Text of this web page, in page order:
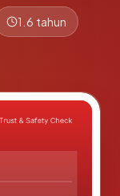
1.6 tahun